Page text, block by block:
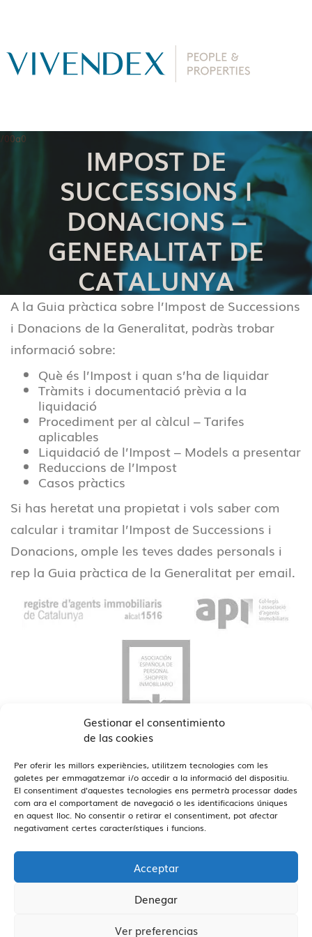
Gestionar el consentimiento
de las cookies
Per oferir les millors experiències, utilitzem tecnologies com les
galetes per emmagatzemar i/o accedir a la informació del dispositiu.
El consentiment d'aquestes tecnologies ens permetrà processar dades
com ara el comportament de navegació o les identificacions úniques
en aquest lloc. No consentir o retirar el consentiment, pot afectar
negativament certes característiques i funcions.
Acceptar
Denegar
Ver preferencias
IMPOST DE
SUCCESSIONS I
DONACIONS –
GENERALITAT DE
CATALUNYA
A la Guia pràctica sobre l’Impost de Successions
i Donacions de la Generalitat, podràs trobar
informació sobre:
Què és l’Impost i quan s’ha de liquidar
Tràmits i documentació prèvia a la
liquidació
Procediment per al càlcul – Tarifes
aplicables
Liquidació de l’Impost – Models a presentar
Reduccions de l’Impost
Casos pràctics
Si has heretat una propietat i vols saber com
calcular i tramitar l’Impost de Successions i
Donacions, omple les teves dades personals i
rep la Guia pràctica de la Generalitat per email.
Estamos en Barcelona y Reus Veure Oficines
Avís Legal
Política de privadesa